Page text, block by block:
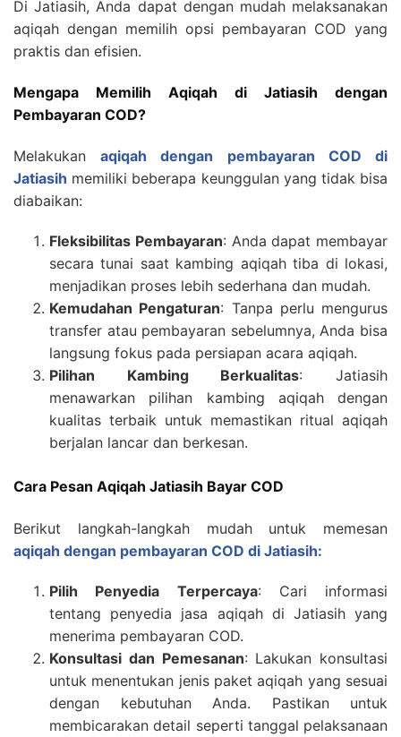
Di Jatiasih, Anda dapat dengan mudah melaksanakan
aqiqah dengan memilih opsi pembayaran COD yang
praktis dan efisien.
Mengapa Memilih Aqiqah di Jatiasih dengan
Pembayaran COD?
Melakukanaqiqah dengan pembayaran COD di
Jatiasih memiliki beberapa keunggulan yang tidak bisa
diabaikan:
Fleksibilitas Pembayaran: Anda dapat membayar
secara tunai saat kambing aqiqah tiba di lokasi,
menjadikan proses lebih sederhana dan mudah.
Kemudahan Pengaturan: Tanpa perlu mengurus
transfer atau pembayaran sebelumnya, Anda bisa
langsung fokus pada persiapan acara aqiqah.
Pilihan Kambing Berkualitas: Jatiasih
menawarkan pilihan kambing aqiqah dengan
kualitas terbaik untuk memastikan ritual aqiqah
berjalan lancar dan berkesan.
Cara Pesan Aqiqah Jatiasih Bayar COD
Berikut langkah-langkah mudah untuk memesan
aqiqah dengan pembayaran COD di Jatiasih:
Pilih Penyedia Terpercaya: Cari informasi
tentang penyedia jasa aqiqah di Jatiasih yang
menerima pembayaran COD.
Konsultasi dan Pemesanan: Lakukan konsultasi
untuk menentukan jenis paket aqiqah yang sesuai
dengan kebutuhan Anda. Pastikan untuk
membicarakan detail seperti tanggal pelaksanaan